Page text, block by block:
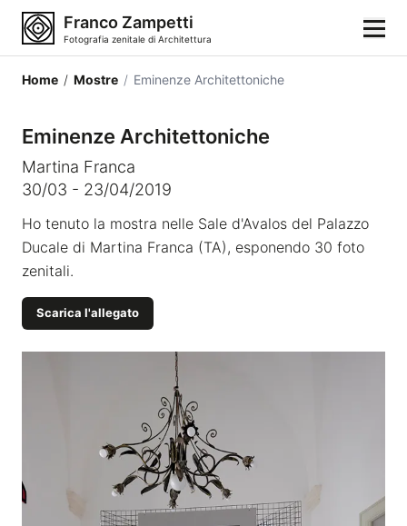
Franco Zampetti
Fotografia zenitale di Architettura
Luoghi
Stili architettonici
Elementi architettonici
Architetti e autori
Gallerie a tema
Sequenze
Home / Mostre / Eminenze Architettoniche
Eminenze Architettoniche
Martina Franca
30/03 - 23/04/2019
Ho tenuto la mostra nelle Sale d'Avalos del Palazzo
Ducale di Martina Franca (TA), esponendo 30 foto
zenitali.
Scarica l'allegato